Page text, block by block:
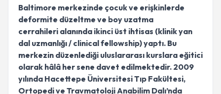
Baltimore merkezinde çocuk ve erişkinlerde
deformite düzeltme ve boy uzatma
cerrahileri alanında ikinci üst ihtisas (klinik yan
dal uzmanlığı / clinical fellowship) yaptı. Bu
merkezin düzenlediği uluslararası kurslara eğitici
olarak hâlâ her sene davet edilmektedir. 2009
yılında Hacettepe Üniversitesi Tıp Fakültesi,
Ortopedi ve Travmatoloji Anabilim Dalı’nda